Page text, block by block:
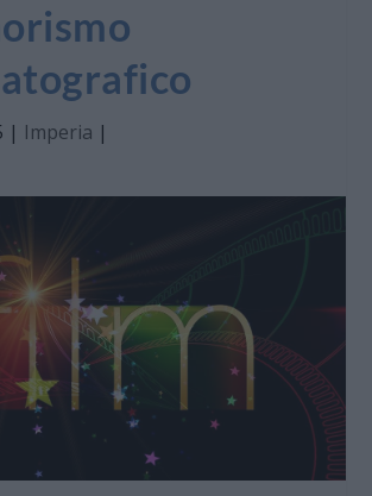
| Imperia |